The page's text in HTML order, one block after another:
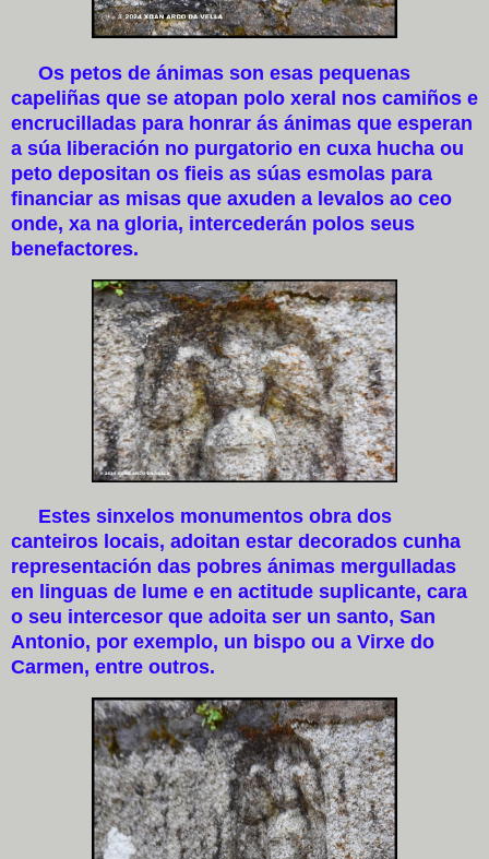
Os petos de ánimas son esas pequenas
capeliñas que se atopan polo xeral nos camiños e
encrucilladas para honrar ás ánimas que esperan
a súa liberación no purgatorio en cuxa hucha ou
peto depositan os fieis as súas esmolas para
financiar as misas que axuden a levalos ao ceo
onde, xa na gloria, intercederán polos seus
benefactores.
Estes sinxelos monumentos obra dos
canteiros locais, adoitan estar decorados cunha
representación das pobres ánimas mergulladas
en linguas de lume e en actitude suplicante, cara
o seu intercesor que adoita ser un santo, San
Antonio, por exemplo, un bispo ou a Virxe do
Carmen, entre outros.